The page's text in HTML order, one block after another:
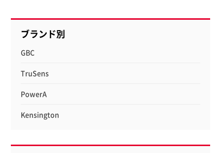
ブランド別
GBC
TruSens
PowerA
Kensington